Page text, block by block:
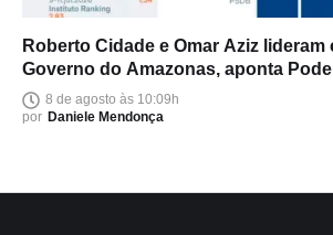
Roberto Cidade e Omar Aziz
Governo do Amazonas, aponta
8 de agosto às 10:09h
por Daniele Mendonça